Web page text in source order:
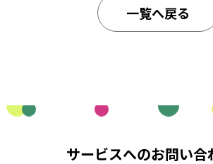
一覧へ戻る
サービスへのお問い合